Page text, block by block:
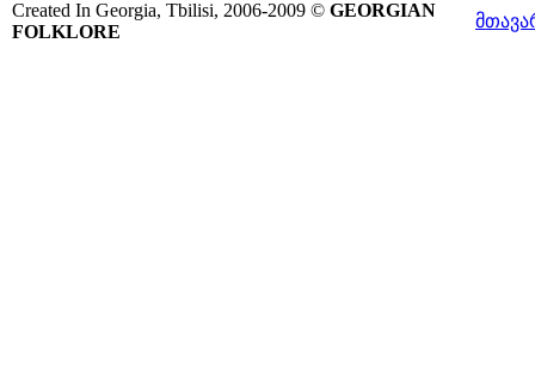
Created In Georgia, Tbilisi, 2006-2009 © GEORGIAN
FOLKLORE